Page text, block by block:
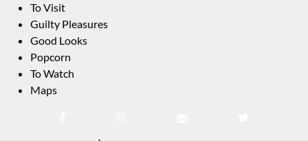
To Visit
Guilty Pleasures
Good Looks
Popcorn
To Watch
Maps